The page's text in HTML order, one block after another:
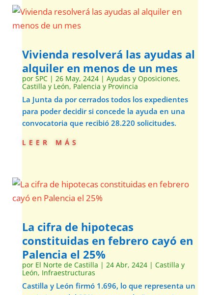
Vivienda resolverá las ayudas al
alquiler en menos de un mes
por SPC| 26 May, 2424| Ayudas y Oposiciones,
Castilla y León, Palencia y Provincia
La Junta da por cerrados todos los expedientes
para poder decidir si concede la ayuda en una
convocatoria que recibió 28.220 solicitudes.
leer más
La cifra de hipotecas
constituidas en febrero cayó en
Palencia el 25%
por El Norte de Castilla | 24 Abr, 2424| Castilla y
León, Infraestructuras
Castilla y León firmó 1.696, lo que representa un